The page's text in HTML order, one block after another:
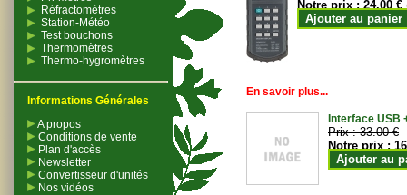
Réfractomètres
Station-Météo
Test bouchons
Thermomètres
Thermo-hygromètres
Informations Générales
A propos
Conditions de vente
Plan d'accès
Newsletter
Convertisseur d'unités
Nos vidéos
Notre prix :24.00 €
Ajouter au panier
En savoir plus...
Interface USB
Prix :33.00 €
Notre prix :
Ajouter au